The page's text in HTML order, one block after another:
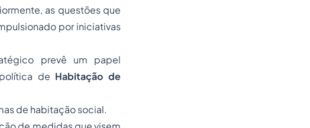
as questões que
por iniciativas
prevê um papel
de Habitação de
de habitação social.